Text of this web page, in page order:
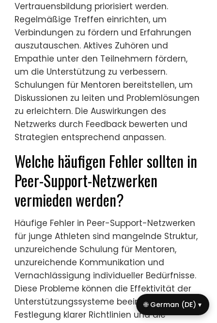
Vertrauensbildung priorisiert werden.
Regelmäßige Treffen einrichten, um
Verbindungen zu fördern und Erfahrungen
auszutauschen. Aktives Zuhören und
Empathie unter den Teilnehmern fördern,
um die Unterstützung zu verbessern.
Schulungen für Mentoren bereitstellen, um
Diskussionen zu leiten und Problemlösungen
zu erleichtern. Die Auswirkungen des
Netzwerks durch Feedback bewerten und
Strategien entsprechend anpassen.
Welche häufigen Fehler sollten in
Peer-Support-Netzwerken
vermieden werden?
Häufige Fehler in Peer-Support-Netzwerken
für junge Athleten sind mangelnde Struktur,
unzureichende Schulung für Mentoren,
unzureichende Kommunikation und
Vernachlässigung individueller Bedürfnisse.
Diese Probleme können die Effektivität der
Unterstützungssysteme beeinträchtigen. Die
Festlegung klarer Richtlinien und die
🌐 German (DE) ▾